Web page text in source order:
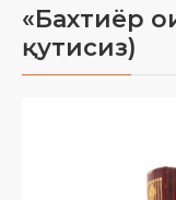
«Бахтиёр
қутисиз)